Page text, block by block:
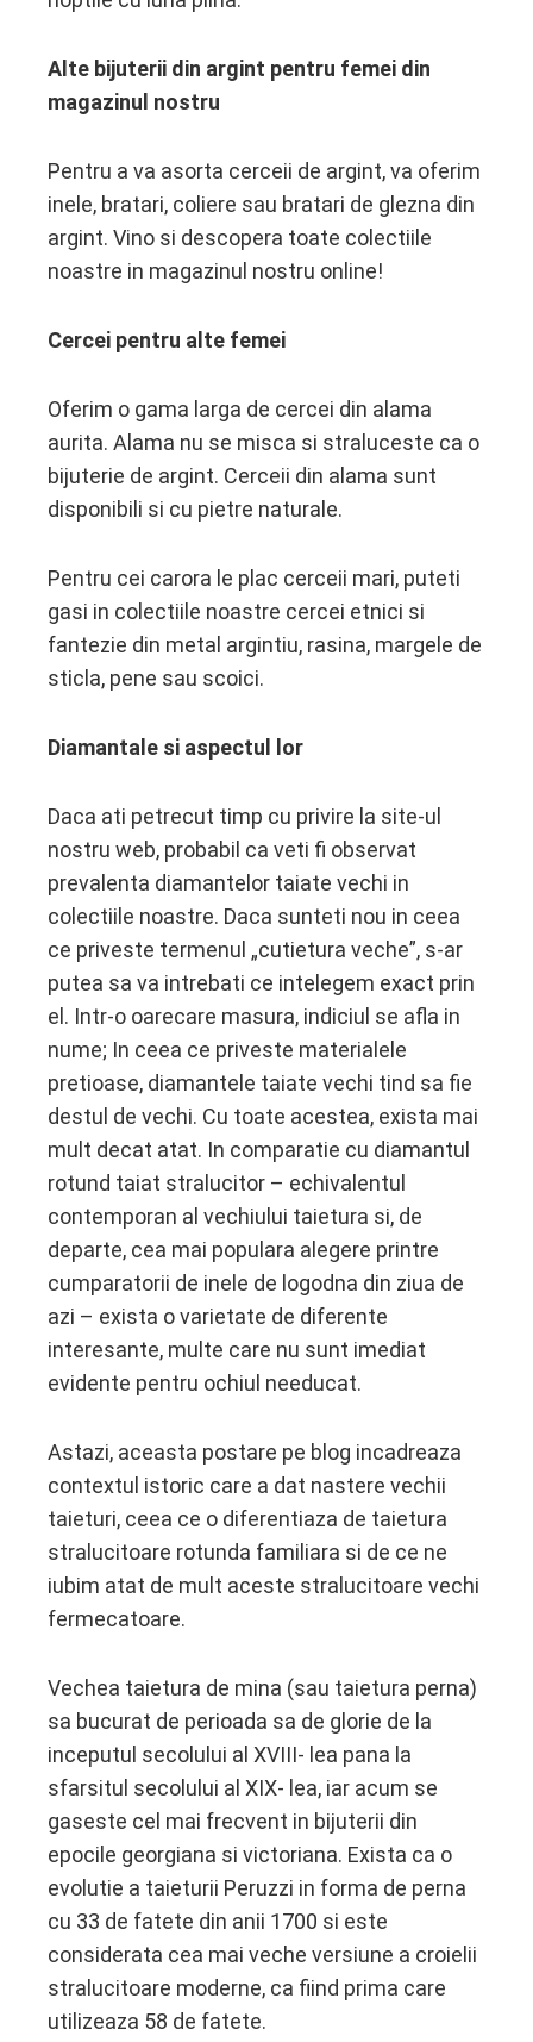
Alte bijuterii din argint pentru femei din
magazinul nostru
Pentru a va asorta cerceii de argint, va oferim
inele, bratari, coliere sau bratari de glezna din
argint. Vino si descopera toate colectiile
noastre in magazinul nostru online!
Cercei pentru alte femei
Oferim o gama larga de cercei din alama
aurita. Alama nu se misca si straluceste ca o
bijuterie de argint. Cerceii din alama sunt
disponibili si cu pietre naturale.
Pentru cei carora le plac cerceii mari, puteti
gasi in colectiile noastre cercei etnici si
fantezie din metal argintiu, rasina, margele de
sticla, pene sau scoici.
Diamantale si aspectul lor
Daca ati petrecut timp cu privire la site-ul
nostru web, probabil ca veti fi observat
prevalenta diamantelor taiate vechi in
colectiile noastre. Daca sunteti nou in ceea
ce priveste termenul „cutietura veche”, s-ar
putea sa va intrebati ce intelegem exact prin
el. Intr-o oarecare masura, indiciul se afla in
nume; In ceea ce priveste materialele
pretioase, diamantele taiate vechi tind sa fie
destul de vechi. Cu toate acestea, exista mai
mult decat atat. In comparatie cu diamantul
rotund taiat stralucitor – echivalentul
contemporan al vechiului taietura si, de
departe, cea mai populara alegere printre
cumparatorii de inele de logodna din ziua de
azi – exista o varietate de diferente
interesante, multe care nu sunt imediat
evidente pentru ochiul needucat.
Astazi, aceasta postare pe blog incadreaza
contextul istoric care a dat nastere vechii
taieturi, ceea ce o diferentiaza de taietura
stralucitoare rotunda familiara si de ce ne
iubim atat de mult aceste stralucitoare vechi
fermecatoare.
Vechea taietura de mina (sau taietura perna)
sa bucurat de perioada sa de glorie de la
inceputul secolului al XVIII- lea pana la
sfarsitul secolului al XIX- lea, iar acum se
gaseste cel mai frecvent in bijuterii din
epocile georgiana si victoriana. Exista ca o
evolutie a taieturii Peruzzi in forma de perna
cu 33 de fatete din anii 1700 si este
considerata cea mai veche versiune a croielii
stralucitoare moderne, ca fiind prima care
utilizeaza 58 de fatete.